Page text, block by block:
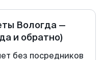
Вологда —
и обратно)
без посредников